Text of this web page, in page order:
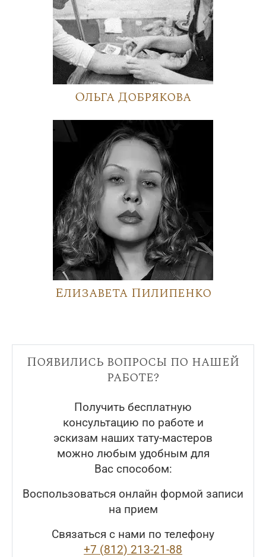
Ольга Добрякова
Елизавета Пилипенко
Появились вопросы по нашей
работе?
Получить бесплатную
консультацию по работе и
эскизам наших тату-мастеров
можно любым удобным для
Вас способом:
Воспользоваться онлайн формой записи
на прием
Связаться с нами по телефону
+7 (812) 213-21-88